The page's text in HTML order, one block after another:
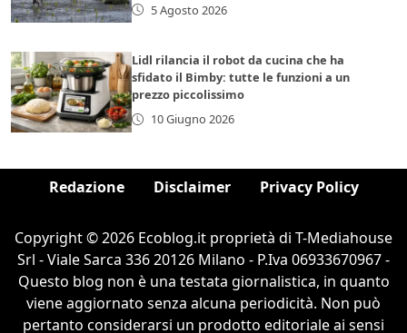
5 Agosto 2026
Lidl rilancia il robot da cucina che ha
sfidato il Bimby: tutte le funzioni a un
prezzo piccolissimo
10 Giugno 2026
Redazione Disclaimer Privacy Policy
Copyright © 2026 Ecoblog.it proprietà di T-Mediahouse
Srl - Viale Sarca 336 20126 Milano - P.Iva 06933670967 -
Questo blog non è una testata giornalistica, in quanto
viene aggiornato senza alcuna periodicità. Non può
pertanto considerarsi un prodotto editoriale ai sensi